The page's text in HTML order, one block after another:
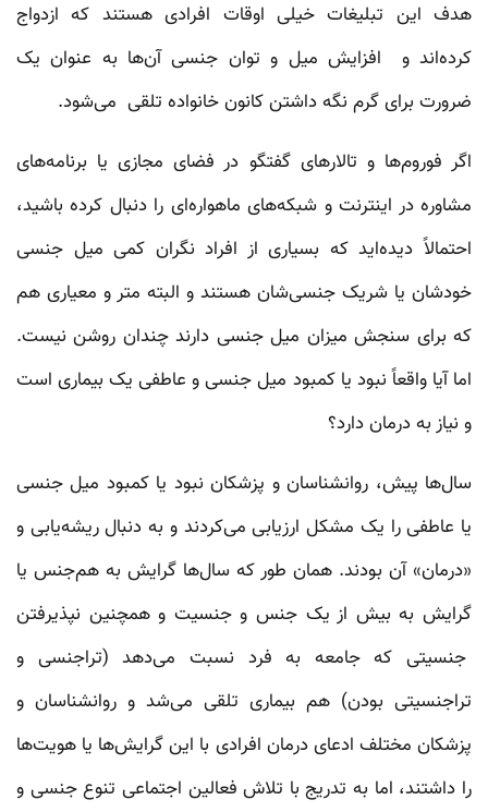
هدف این تبلیغات خیلی اوقات افرادی هستند که ازدواج
کرده‌اند و افزایش میل و توان جنسی آن‌ها به عنوان یک
ضرورت برای گرم نگه داشتن کانون خانواده تلقی می‌شود.
اگر فوروم‌ها و تالارهای گفتگو در فضای مجازی یا برنامه‌های
مشاوره در اینترنت و شبکه‌های ماهواره‌‌ای را دنبال کرده باشید،
احتمالاً‌ دیده‌اید که بسیاری از افراد نگران کمی میل جنسی
خودشان یا شریک جنسی‌شان هستند و البته متر و معیاری هم
که برای سنجش میزان میل جنسی دارند چندان روشن نیست.
اما آیا واقعاً‌ نبود یا کمبود میل جنسی و عاطفی یک بیماری است
و نیاز به درمان دارد؟
سال‌ها پیش، روانشناسان و پزشکان نبود یا کمبود میل جنسی
یا عاطفی را یک مشکل ارزیابی می‌کردند و به دنبال ریشه‌یابی و
«درمان» آن بودند. همان طور که سال‌ها گرایش به هم‌جنس یا
گرایش به بیش از یک جنس و جنسیت و همچنین نپذیرفتن
جنسیتی که جامعه به فرد نسبت می‌دهد (تراجنسی و
تراجنسیتی بودن) هم بیماری تلقی می‌شد و روانشناسان و
پزشکان مختلف ادعای درمان افرادی با این گرایش‌ها یا هویت‌ها
را داشتند، اما به تدریج با تلاش فعالین اجتماعی تنوع جنسی و